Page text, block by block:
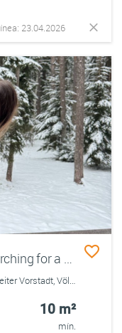
23.04.2026
Student, September 1 - July, searching for a place for a next academic year, need to sign an agreement ASAP!!
Habitaciones | Klagenfurt Innere Stadt, St. Veiter Vorstadt, Völkermarkter Vorstadt, Viktringen Vorstadt, Villacher Vorstadt, Annabichl, St. Peter, St. Ruprecht, St. Martin, Viktring, Wölfnitz, Hörtendorf
10 m²
mín.